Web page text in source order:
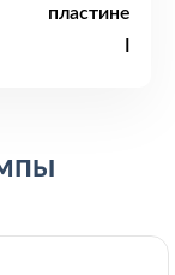
пластине